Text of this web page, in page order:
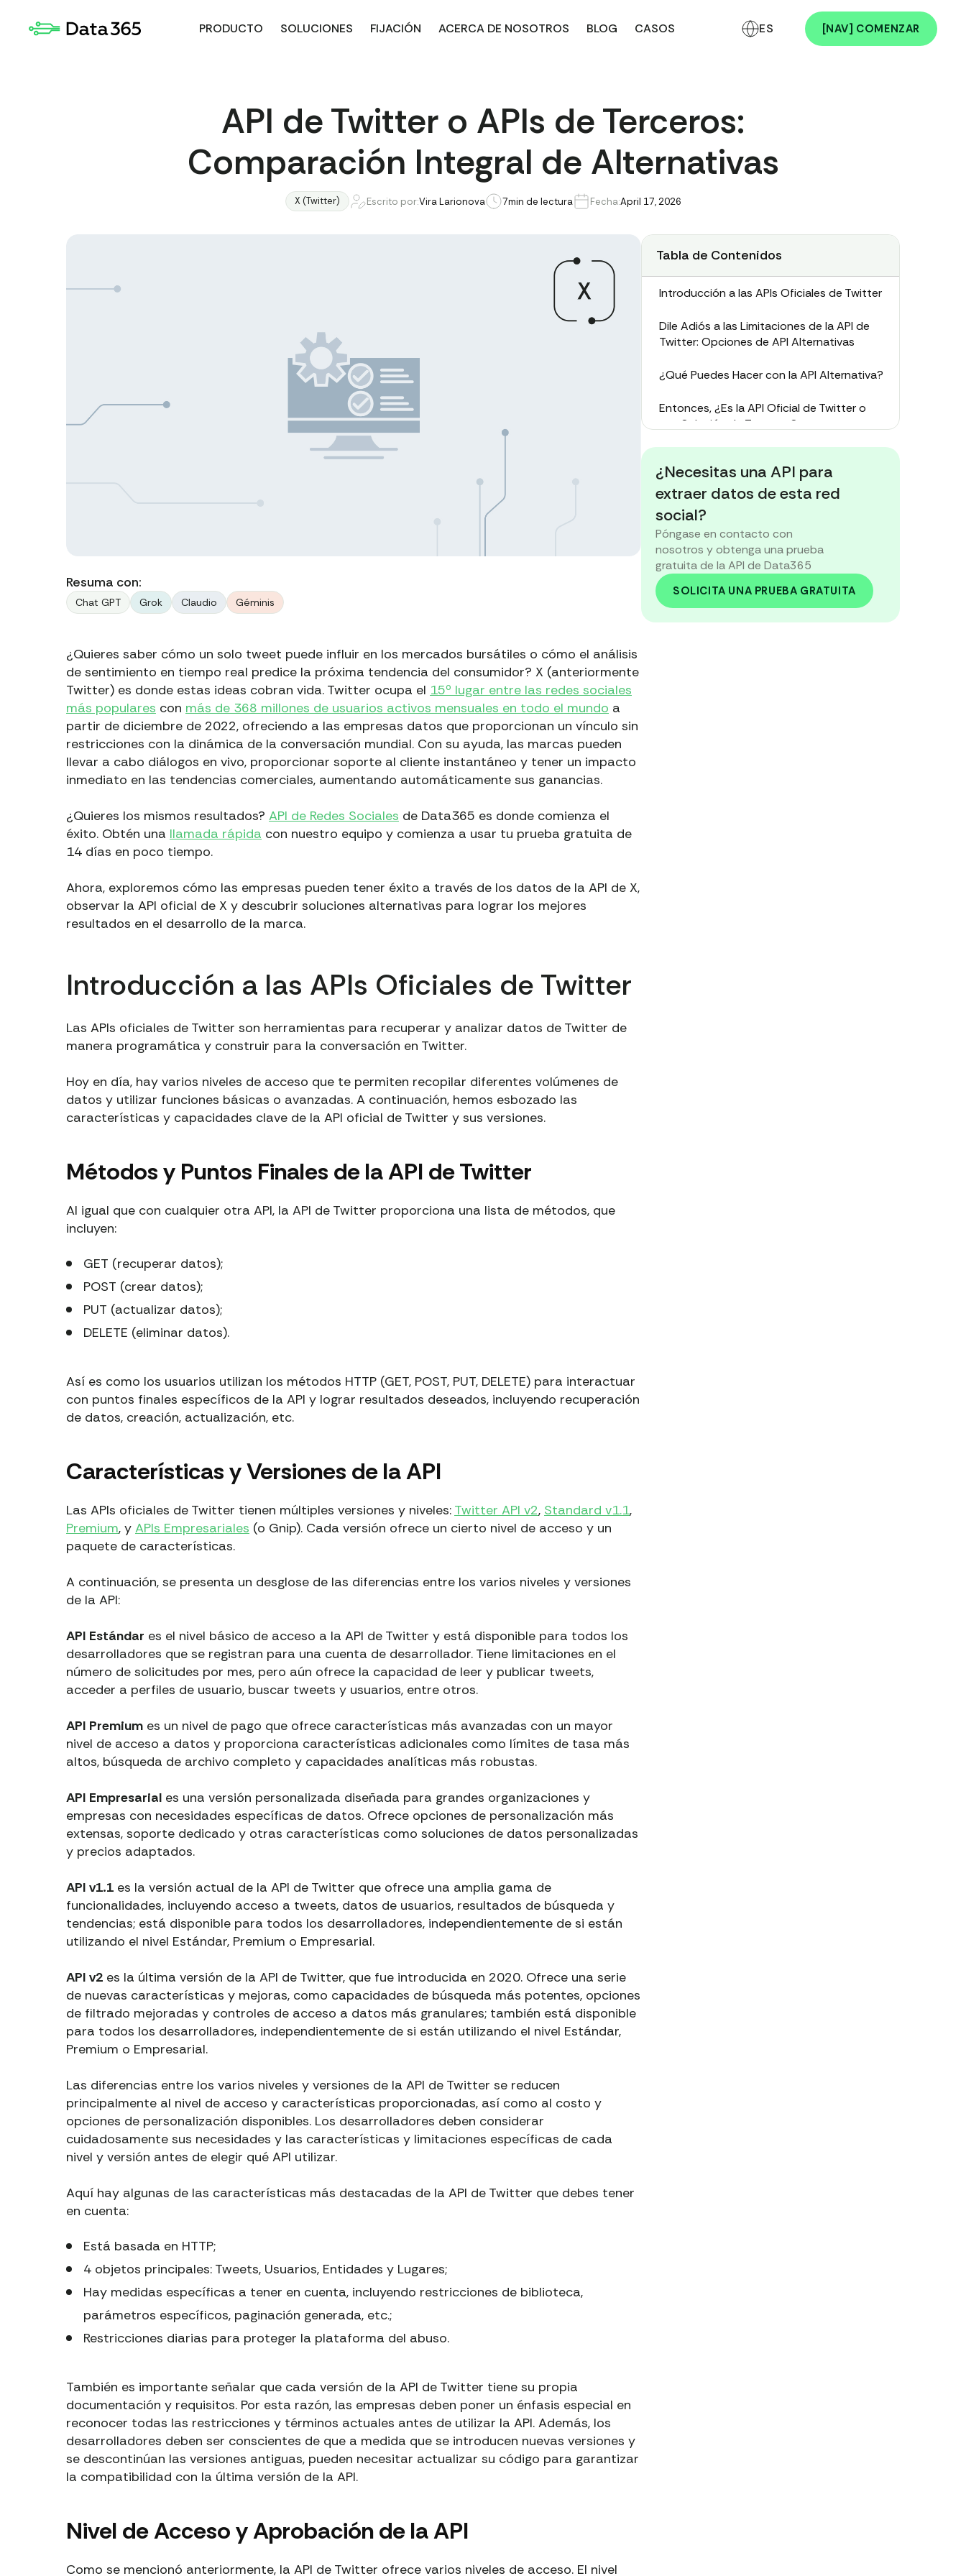
PRODUCTO SOLUCIONES FIJACIÓN ACERCA DE NOSOTROS BLOG CASOS ES [NAV] COMENZAR
API de Twitter o APIs de Terceros:
Comparación Integral de Alternativas
X (Twitter) Escrito por:Vira Larionova 7min de lectura Fecha:April 17, 2026
Resuma con:
Chat GPT Grok Claudio Géminis
¿Quieres saber cómo un solo tweet puede influir en los mercados bursátiles o cómo el análisis
de sentimiento en tiempo real predice la próxima tendencia del consumidor? X (anteriormente
Twitter) es donde estas ideas cobran vida. Twitter ocupa el 15º lugar entre las redes sociales
más populares con más de 368 millones de usuarios activos mensuales en todo el mundo a
partir de diciembre de 2022, ofreciendo a las empresas datos que proporcionan un vínculo sin
restricciones con la dinámica de la conversación mundial. Con su ayuda, las marcas pueden
llevar a cabo diálogos en vivo, proporcionar soporte al cliente instantáneo y tener un impacto
inmediato en las tendencias comerciales, aumentando automáticamente sus ganancias.
¿Quieres los mismos resultados? API de Redes Sociales de Data365 es donde comienza el
éxito. Obtén una llamada rápida con nuestro equipo y comienza a usar tu prueba gratuita de
14 días en poco tiempo.
Ahora, exploremos cómo las empresas pueden tener éxito a través de los datos de la API de X,
observar la API oficial de X y descubrir soluciones alternativas para lograr los mejores
resultados en el desarrollo de la marca.
Introducción a las APIs Oficiales de Twitter
Las APIs oficiales de Twitter son herramientas para recuperar y analizar datos de Twitter de
manera programática y construir para la conversación en Twitter.
Hoy en día, hay varios niveles de acceso que te permiten recopilar diferentes volúmenes de
datos y utilizar funciones básicas o avanzadas. A continuación, hemos esbozado las
características y capacidades clave de la API oficial de Twitter y sus versiones.
Métodos y Puntos Finales de la API de Twitter
Al igual que con cualquier otra API, la API de Twitter proporciona una lista de métodos, que
incluyen:
GET (recuperar datos);
POST (crear datos);
PUT (actualizar datos);
DELETE (eliminar datos).
Así es como los usuarios utilizan los métodos HTTP (GET, POST, PUT, DELETE) para interactuar
con puntos finales específicos de la API y lograr resultados deseados, incluyendo recuperación
de datos, creación, actualización, etc.
Características y Versiones de la API
Las APIs oficiales de Twitter tienen múltiples versiones y niveles: Twitter API v2, Standard v1.1,
Premium, y APIs Empresariales (o Gnip). Cada versión ofrece un cierto nivel de acceso y un
paquete de características.
A continuación, se presenta un desglose de las diferencias entre los varios niveles y versiones
de la API:
API Estándar es el nivel básico de acceso a la API de Twitter y está disponible para todos los
desarrolladores que se registran para una cuenta de desarrollador. Tiene limitaciones en el
número de solicitudes por mes, pero aún ofrece la capacidad de leer y publicar tweets,
acceder a perfiles de usuario, buscar tweets y usuarios, entre otros.
API Premium es un nivel de pago que ofrece características más avanzadas con un mayor
nivel de acceso a datos y proporciona características adicionales como límites de tasa más
altos, búsqueda de archivo completo y capacidades analíticas más robustas.
API Empresarial es una versión personalizada diseñada para grandes organizaciones y
empresas con necesidades específicas de datos. Ofrece opciones de personalización más
extensas, soporte dedicado y otras características como soluciones de datos personalizadas
y precios adaptados.
API v1.1 es la versión actual de la API de Twitter que ofrece una amplia gama de
funcionalidades, incluyendo acceso a tweets, datos de usuarios, resultados de búsqueda y
tendencias; está disponible para todos los desarrolladores, independientemente de si están
utilizando el nivel Estándar, Premium o Empresarial.
API v2 es la última versión de la API de Twitter, que fue introducida en 2020. Ofrece una serie
de nuevas características y mejoras, como capacidades de búsqueda más potentes, opciones
de filtrado mejoradas y controles de acceso a datos más granulares; también está disponible
para todos los desarrolladores, independientemente de si están utilizando el nivel Estándar,
Premium o Empresarial.
Las diferencias entre los varios niveles y versiones de la API de Twitter se reducen
principalmente al nivel de acceso y características proporcionadas, así como al costo y
opciones de personalización disponibles. Los desarrolladores deben considerar
cuidadosamente sus necesidades y las características y limitaciones específicas de cada
nivel y versión antes de elegir qué API utilizar.
Aquí hay algunas de las características más destacadas de la API de Twitter que debes tener
en cuenta:
Está basada en HTTP;
4 objetos principales: Tweets, Usuarios, Entidades y Lugares;
Hay medidas específicas a tener en cuenta, incluyendo restricciones de biblioteca,
parámetros específicos, paginación generada, etc.;
Restricciones diarias para proteger la plataforma del abuso.
También es importante señalar que cada versión de la API de Twitter tiene su propia
documentación y requisitos. Por esta razón, las empresas deben poner un énfasis especial en
reconocer todas las restricciones y términos actuales antes de utilizar la API. Además, los
desarrolladores deben ser conscientes de que a medida que se introducen nuevas versiones y
se descontinúan las versiones antiguas, pueden necesitar actualizar su código para garantizar
la compatibilidad con la última versión de la API.
Nivel de Acceso y Aprobación de la API
Como se mencionó anteriormente, la API de Twitter ofrece varios niveles de acceso. El nivel
Tabla de Contenidos
Introducción a las APIs Oficiales de Twitter
Dile Adiós a las Limitaciones de la API de
Twitter: Opciones de API Alternativas
¿Qué Puedes Hacer con la API Alternativa?
Entonces, ¿Es la API Oficial de Twitter o
una Solución de Terceros?
¿Necesitas una API para
extraer datos de esta red
social?
Póngase en contacto con
nosotros y obtenga una prueba
gratuita de la API de Data365
SOLICITA UNA PRUEBA GRATUITA